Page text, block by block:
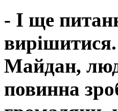
- І ще
Майдан,
повинна